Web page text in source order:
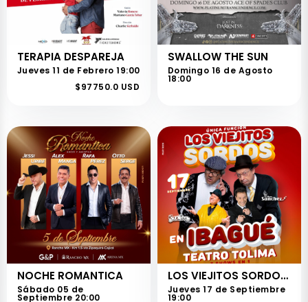
TERAPIA DESPAREJA
Jueves 11 de Febrero 19:00
$97750.0 USD
SWALLOW THE SUN
Domingo 16 de Agosto
18:00
NOCHE ROMANTICA
Sábado 05 de
Septiembre 20:00
LOS VIEJITOS SORDOS - IBAGUÉ
Jueves 17 de Septiembre
19:00